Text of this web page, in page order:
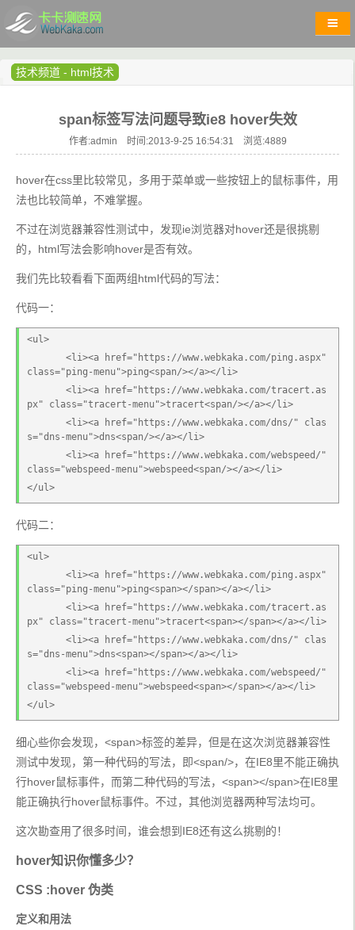
技术频道 - html技术
span标签写法问题导致ie8 hover失效
作者:admin 时间:2013-9-25 16:54:31 浏览:4889
hover在css里比较常见，多用于菜单或一些按钮上的鼠标事件，用
法也比较简单，不难掌握。
不过在浏览器兼容性测试中，发现ie浏览器对hover还是很挑剔
的，html写法会影响hover是否有效。
我们先比较看看下面两组html代码的写法：
代码一：
<ul>
<li><a href="https://www.webkaka.com/ping.aspx"
class="ping-menu">ping<span/></a></li>
<li><a href="https://www.webkaka.com/tracert.as
px" class="tracert-menu">tracert<span/></a></li>
<li><a href="https://www.webkaka.com/dns/" clas
s="dns-menu">dns<span/></a></li>
<li><a href="https://www.webkaka.com/webspeed/"
class="webspeed-menu">webspeed<span/></a></li>
</ul>
代码二：
<ul>
<li><a href="https://www.webkaka.com/ping.aspx"
class="ping-menu">ping<span></span></a></li>
<li><a href="https://www.webkaka.com/tracert.as
px" class="tracert-menu">tracert<span></span></a></li>
<li><a href="https://www.webkaka.com/dns/" clas
s="dns-menu">dns<span></span></a></li>
<li><a href="https://www.webkaka.com/webspeed/"
class="webspeed-menu">webspeed<span></span></a></li>
</ul>
细心些你会发现，<span>标签的差异，但是在这次浏览器兼容性
测试中发现，第一种代码的写法，即<span/>，在IE8里不能正确执
行hover鼠标事件，而第二种代码的写法，<span></span>在IE8里
能正确执行hover鼠标事件。不过，其他浏览器两种写法均可。
这次勘查用了很多时间，谁会想到IE8还有这么挑剔的！
hover知识你懂多少？
CSS :hover 伪类
定义和用法